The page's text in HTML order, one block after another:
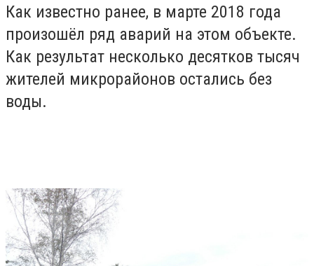
Как известно ранее, в марте 2018 года
произошёл ряд аварий на этом объекте.
Как результат несколько десятков тысяч
жителей микрорайонов остались без
воды.